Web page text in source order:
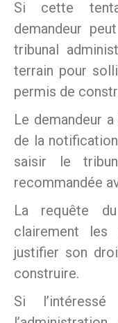
Si cette
demandeur
tribunal
terrain pour
permis de
Le demandeur
de la
saisir le
recommandée
La requête
clairement les
justifier son
construire.
Si